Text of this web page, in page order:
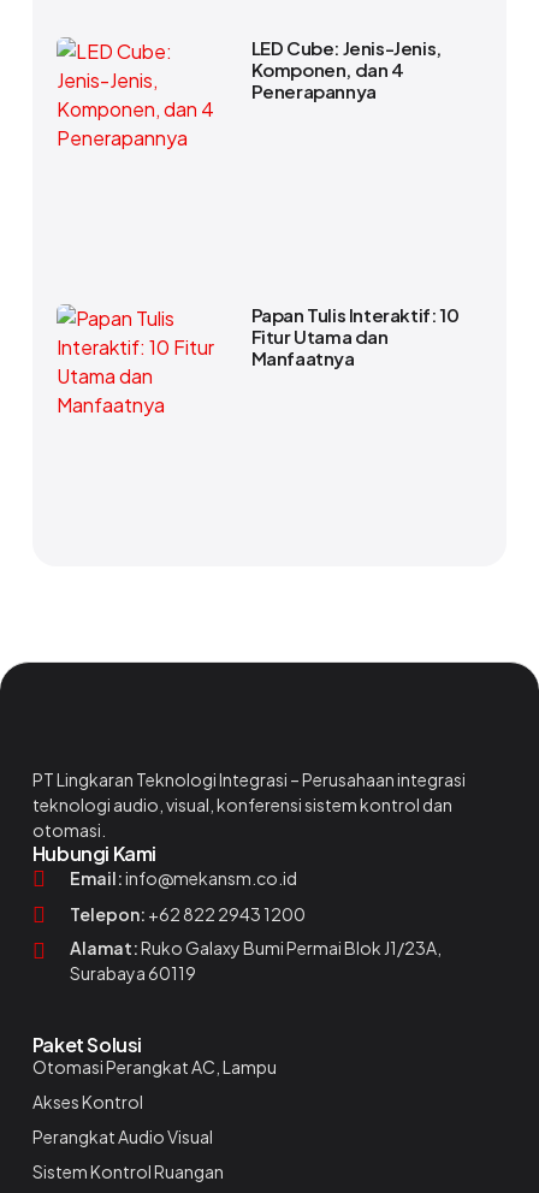
LED Cube: Jenis-Jenis,
Komponen, dan 4
Penerapannya
Papan Tulis Interaktif: 10
Fitur Utama dan
Manfaatnya
PT Lingkaran Teknologi Integrasi – Perusahaan integrasi
teknologi audio, visual, konferensi sistem kontrol dan
otomasi.
Hubungi Kami
Email:info@mekansm.co.id
Telepon: +62 822 2943 1200
Alamat:Ruko Galaxy Bumi Permai Blok J1/23A,
Surabaya 60119
Paket Solusi
Otomasi Perangkat AC, Lampu
Akses Kontrol
Perangkat Audio Visual
Sistem Kontrol Ruangan